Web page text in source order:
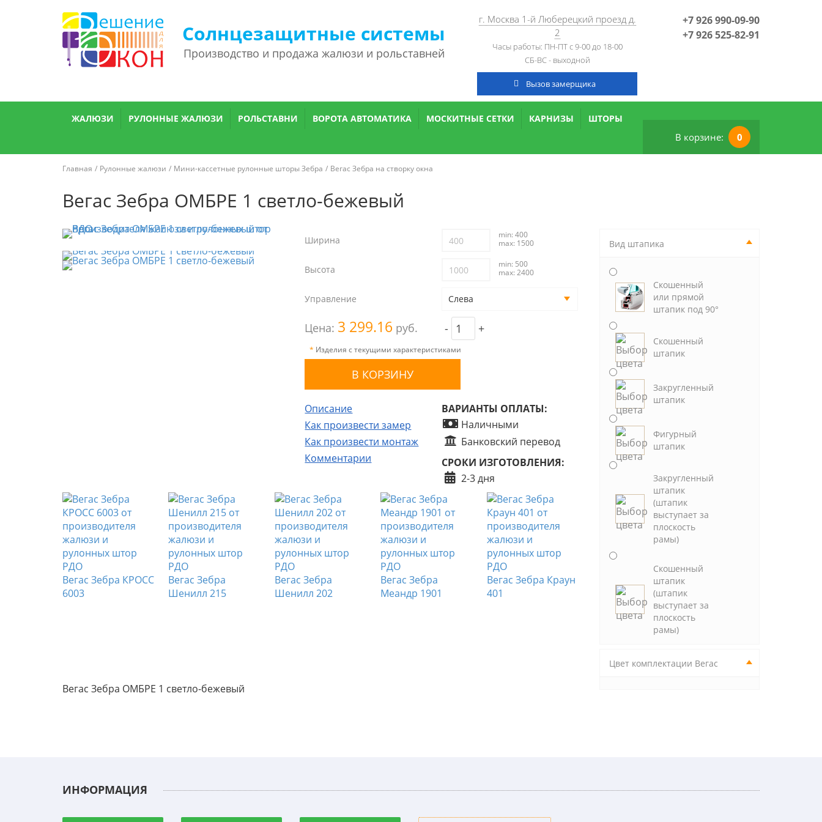
Солнцезащитные системы
Производство и продажа жалюзи и рольставней
г. Москва 1-й Люберецкий проезд д.
2
Часы работы: ПН-ПТ с 9-00 до 18-00
СБ-ВС - выходной
Вызов замерщика
+7 926 990-09-90
+7 926 525-82-91
ЖАЛЮЗИ РУЛОННЫЕ ЖАЛЮЗИ РОЛЬСТАВНИ ВОРОТА АВТОМАТИКА МОСКИТНЫЕ СЕТКИ КАРНИЗЫ ШТОРЫ
В корзине: 0
Главная Рулонные жалюзи Мини-кассетные рулонные шторы Зебра Вегас Зебра на створку окна
Вегас Зебра ОМБРЕ 1 светло-бежевый
Вид штапика
Скошенный
или прямой
штапик под 90°
Скошенный
штапик
Закругленный
штапик
Фигурный
штапик
Закругленный
штапик
(штапик
выступает за
плоскость
рамы)
Скошенный
штапик
(штапик
выступает за
плоскость
рамы)
Цвет комплектации Вегас
Ширина
min: 400
max: 1500
Высота
min: 500
max: 2400
Управление Слева
Цена: 3 299.16 руб. - +
* Изделия с текущими характеристиками
Описание
Как произвести замер
Как произвести монтаж
Комментарии
ВАРИАНТЫ ОПЛАТЫ:
Наличными
Банковский перевод
СРОКИ ИЗГОТОВЛЕНИЯ:
2-3 дня
Вегас Зебра КРОСС
6003
Вегас Зебра
Шенилл 215
Вегас Зебра
Шенилл 202
Вегас Зебра
Меандр 1901
Вегас Зебра Краун
401
Виссон 133
Вегас Зебра ОМБРЕ 1 светло-бежевый
ИНФОРМАЦИЯ